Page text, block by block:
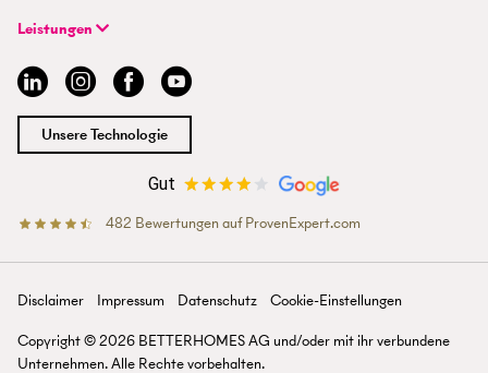
info@betterhomes.at
FAQ | Einstieg für Maklerprofis
Unternehmen
Hybrides Maklermodell
BETTERHOMES-Erfahrungen
Management
Jobs
Standorte
Presse
Leistungen
Immobilie suchen
Immobilie verkaufen/vermieten
Immobilien-Ratgeber
Immobilienmakler/-in werden
Unsere Technologie
Gut
482 Bewertungen auf ProvenExpert.com
Disclaimer Impressum Datenschutz
Cookie-Einstellungen
Copyright ©2026 BETTERHOMES AG und/oder mit ihr verbun­dene
Unter­nehmen. Alle Rechte vor­behalten.